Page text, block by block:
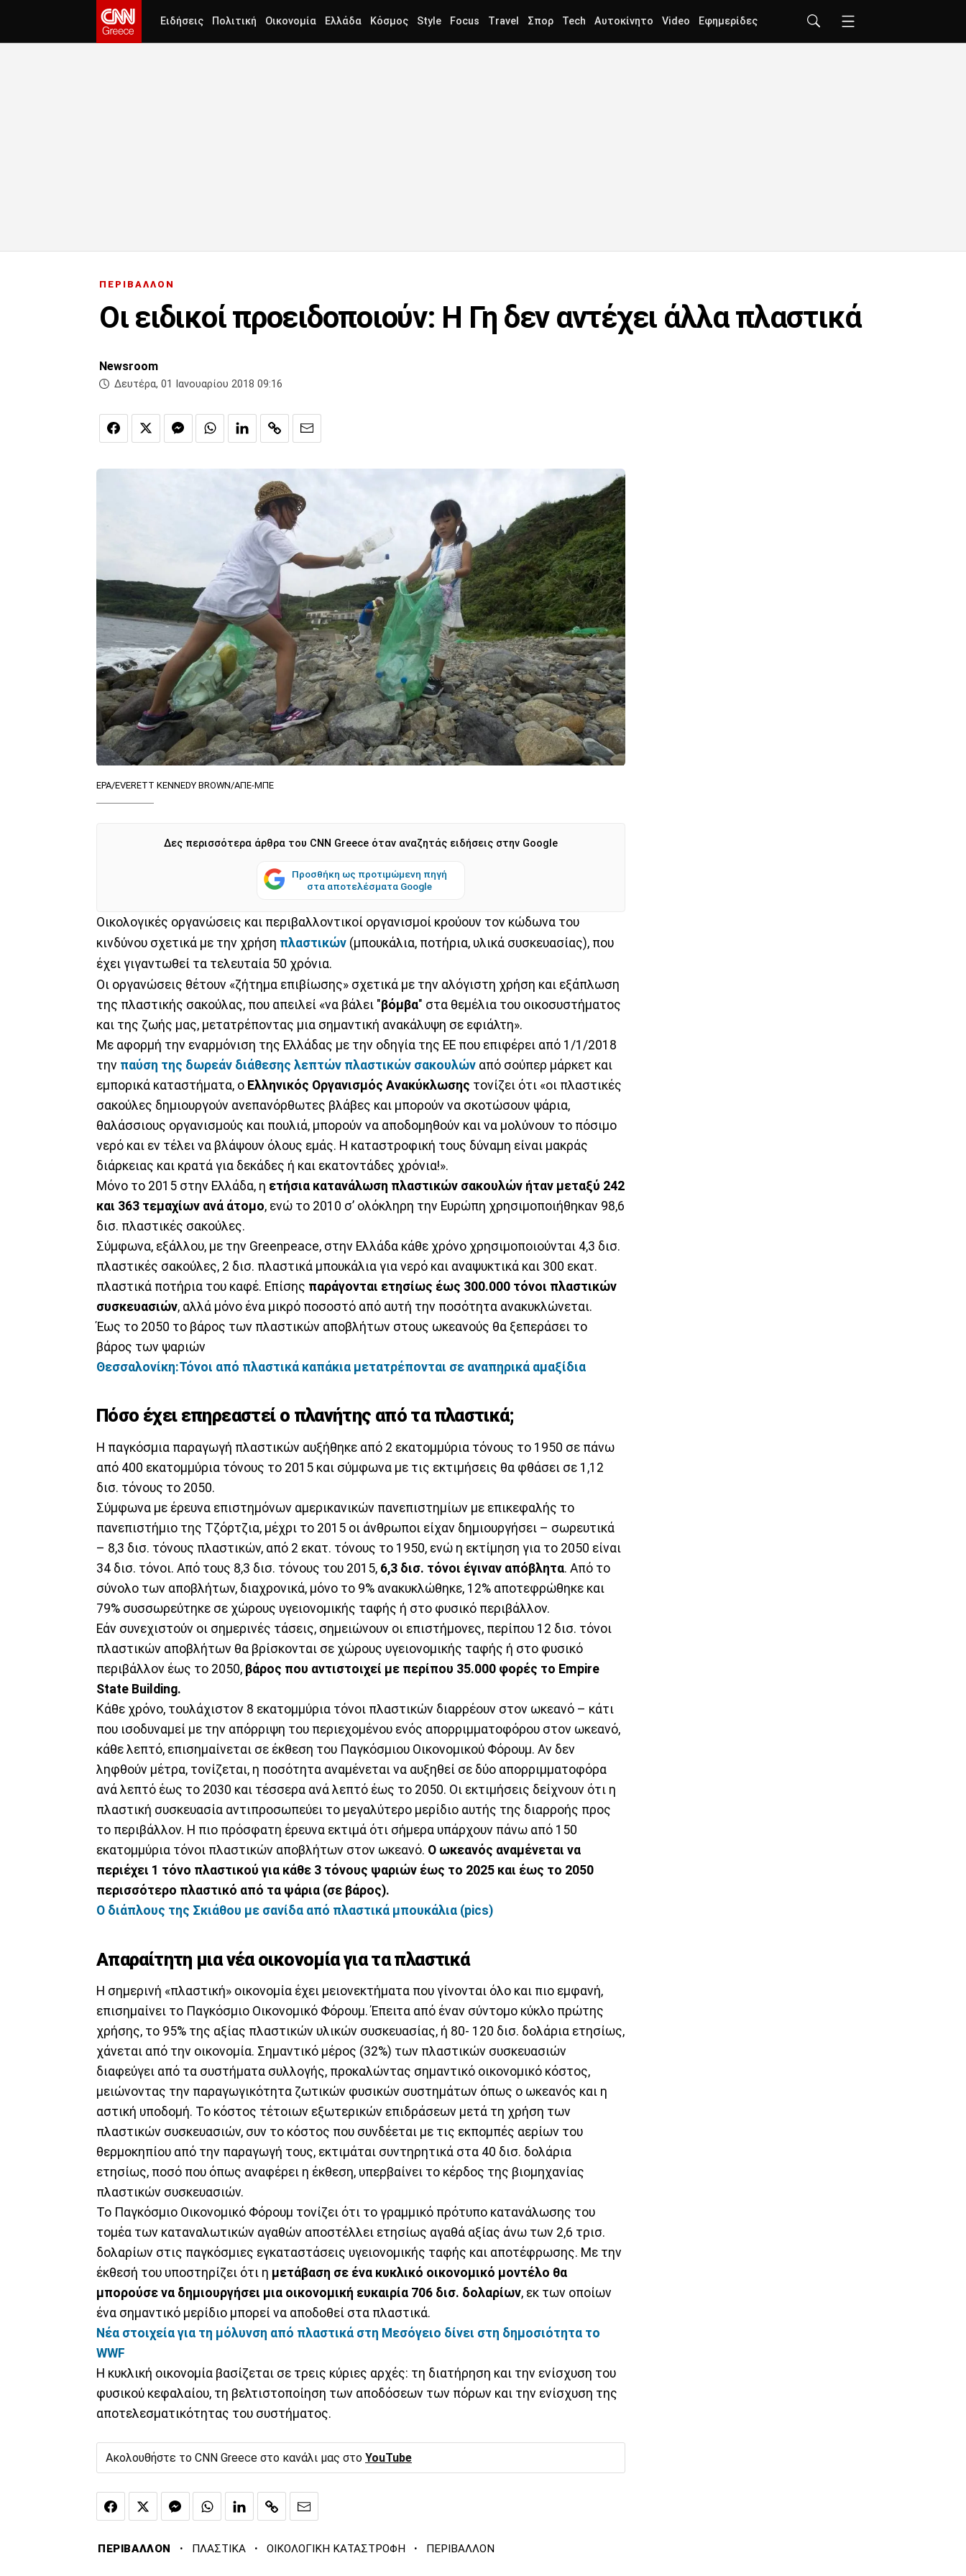
Ειδήσεις Πολιτική Οικονομία Ελλάδα Κόσμος Style Focus Travel Σπορ Tech Αυτοκίνητο Video Εφημερίδες
ΠΕΡΙΒΑΛΛΟΝ
Οι ειδικοί προειδοποιούν: Η Γη δεν αντέχει άλλα πλαστικά
Newsroom
Δευτέρα, 01 Ιανουαρίου 2018 09:16
EPA/EVERETT KENNEDY BROWN/ΑΠΕ-ΜΠΕ
Δες περισσότερα άρθρα του CNN Greece όταν αναζητάς ειδήσεις στην Google
Προσθήκη ως προτιμώμενη πηγή
στα αποτελέσματα Google
Οικολογικές οργανώσεις και περιβαλλοντικοί οργανισμοί κρούουν τον κώδωνα του
κινδύνου σχετικά με την χρήση πλαστικών (μπουκάλια, ποτήρια, υλικά συσκευασίας), που
έχει γιγαντωθεί τα τελευταία 50 χρόνια.
Οι οργανώσεις θέτουν «ζήτημα επιβίωσης» σχετικά με την αλόγιστη χρήση και εξάπλωση
της πλαστικής σακούλας, που απειλεί «να βάλει "βόμβα" στα θεμέλια του οικοσυστήματος
και της ζωής μας, μετατρέποντας μια σημαντική ανακάλυψη σε εφιάλτη».
Με αφορμή την εναρμόνιση της Ελλάδας με την οδηγία της ΕΕ που επιφέρει από 1/1/2018
την παύση της δωρεάν διάθεσης λεπτών πλαστικών σακουλών από σούπερ μάρκετ και
εμπορικά καταστήματα, ο Ελληνικός Οργανισμός Ανακύκλωσης τονίζει ότι «οι πλαστικές
σακούλες δημιουργούν ανεπανόρθωτες βλάβες και μπορούν να σκοτώσουν ψάρια,
θαλάσσιους οργανισμούς και πουλιά, μπορούν να αποδομηθούν και να μολύνουν το πόσιμο
νερό και εν τέλει να βλάψουν όλους εμάς. Η καταστροφική τους δύναμη είναι μακράς
διάρκειας και κρατά για δεκάδες ή και εκατοντάδες χρόνια!».
Μόνο το 2015 στην Ελλάδα, η ετήσια κατανάλωση πλαστικών σακουλών ήταν μεταξύ 242
και 363 τεμαχίων ανά άτομο, ενώ το 2010 σ’ ολόκληρη την Ευρώπη χρησιμοποιήθηκαν 98,6
δισ. πλαστικές σακούλες.
Σύμφωνα, εξάλλου, με την Greenpeace, στην Ελλάδα κάθε χρόνο χρησιμοποιούνται 4,3 δισ.
πλαστικές σακούλες, 2 δισ. πλαστικά μπουκάλια για νερό και αναψυκτικά και 300 εκατ.
πλαστικά ποτήρια του καφέ. Επίσης παράγονται ετησίως έως 300.000 τόνοι πλαστικών
συσκευασιών, αλλά μόνο ένα μικρό ποσοστό από αυτή την ποσότητα ανακυκλώνεται.
Έως το 2050 το βάρος των πλαστικών αποβλήτων στους ωκεανούς θα ξεπεράσει το
βάρος των ψαριών
Θεσσαλονίκη:Τόνοι από πλαστικά καπάκια μετατρέπονται σε αναπηρικά αμαξίδια
Πόσο έχει επηρεαστεί ο πλανήτης από τα πλαστικά;
Η παγκόσμια παραγωγή πλαστικών αυξήθηκε από 2 εκατομμύρια τόνους το 1950 σε πάνω
από 400 εκατομμύρια τόνους το 2015 και σύμφωνα με τις εκτιμήσεις θα φθάσει σε 1,12
δισ. τόνους το 2050.
Σύμφωνα με έρευνα επιστημόνων αμερικανικών πανεπιστημίων με επικεφαλής το
πανεπιστήμιο της Τζόρτζια, μέχρι το 2015 οι άνθρωποι είχαν δημιουργήσει – σωρευτικά
– 8,3 δισ. τόνους πλαστικών, από 2 εκατ. τόνους το 1950, ενώ η εκτίμηση για το 2050 είναι
34 δισ. τόνοι. Από τους 8,3 δισ. τόνους του 2015, 6,3 δισ. τόνοι έγιναν απόβλητα. Από το
σύνολο των αποβλήτων, διαχρονικά, μόνο το 9% ανακυκλώθηκε, 12% αποτεφρώθηκε και
79% συσσωρεύτηκε σε χώρους υγειονομικής ταφής ή στο φυσικό περιβάλλον.
Εάν συνεχιστούν οι σημερινές τάσεις, σημειώνουν οι επιστήμονες, περίπου 12 δισ. τόνοι
πλαστικών αποβλήτων θα βρίσκονται σε χώρους υγειονομικής ταφής ή στο φυσικό
περιβάλλον έως το 2050, βάρος που αντιστοιχεί με περίπου 35.000 φορές το Empire
State Building.
Κάθε χρόνο, τουλάχιστον 8 εκατομμύρια τόνοι πλαστικών διαρρέουν στον ωκεανό – κάτι
που ισοδυναμεί με την απόρριψη του περιεχομένου ενός απορριμματοφόρου στον ωκεανό,
κάθε λεπτό, επισημαίνεται σε έκθεση του Παγκόσμιου Οικονομικού Φόρουμ. Αν δεν
ληφθούν μέτρα, τονίζεται, η ποσότητα αναμένεται να αυξηθεί σε δύο απορριμματοφόρα
ανά λεπτό έως το 2030 και τέσσερα ανά λεπτό έως το 2050. Οι εκτιμήσεις δείχνουν ότι η
πλαστική συσκευασία αντιπροσωπεύει το μεγαλύτερο μερίδιο αυτής της διαρροής προς
το περιβάλλον. Η πιο πρόσφατη έρευνα εκτιμά ότι σήμερα υπάρχουν πάνω από 150
εκατομμύρια τόνοι πλαστικών αποβλήτων στον ωκεανό. Ο ωκεανός αναμένεται να
περιέχει 1 τόνο πλαστικού για κάθε 3 τόνους ψαριών έως το 2025 και έως το 2050
περισσότερο πλαστικό από τα ψάρια (σε βάρος).
Ο διάπλους της Σκιάθου με σανίδα από πλαστικά μπουκάλια (pics)
Απαραίτητη μια νέα οικονομία για τα πλαστικά
Η σημερινή «πλαστική» οικονομία έχει μειονεκτήματα που γίνονται όλο και πιο εμφανή,
επισημαίνει το Παγκόσμιο Οικονομικό Φόρουμ. Έπειτα από έναν σύντομο κύκλο πρώτης
χρήσης, το 95% της αξίας πλαστικών υλικών συσκευασίας, ή 80- 120 δισ. δολάρια ετησίως,
χάνεται από την οικονομία. Σημαντικό μέρος (32%) των πλαστικών συσκευασιών
διαφεύγει από τα συστήματα συλλογής, προκαλώντας σημαντικό οικονομικό κόστος,
μειώνοντας την παραγωγικότητα ζωτικών φυσικών συστημάτων όπως ο ωκεανός και η
αστική υποδομή. Το κόστος τέτοιων εξωτερικών επιδράσεων μετά τη χρήση των
πλαστικών συσκευασιών, συν το κόστος που συνδέεται με τις εκπομπές αερίων του
θερμοκηπίου από την παραγωγή τους, εκτιμάται συντηρητικά στα 40 δισ. δολάρια
ετησίως, ποσό που όπως αναφέρει η έκθεση, υπερβαίνει το κέρδος της βιομηχανίας
πλαστικών συσκευασιών.
Το Παγκόσμιο Οικονομικό Φόρουμ τονίζει ότι το γραμμικό πρότυπο κατανάλωσης του
τομέα των καταναλωτικών αγαθών αποστέλλει ετησίως αγαθά αξίας άνω των 2,6 τρισ.
δολαρίων στις παγκόσμιες εγκαταστάσεις υγειονομικής ταφής και αποτέφρωσης. Με την
έκθεσή του υποστηρίζει ότι η μετάβαση σε ένα κυκλικό οικονομικό μοντέλο θα
μπορούσε να δημιουργήσει μια οικονομική ευκαιρία 706 δισ. δολαρίων, εκ των οποίων
ένα σημαντικό μερίδιο μπορεί να αποδοθεί στα πλαστικά.
Νέα στοιχεία για τη μόλυνση από πλαστικά στη Μεσόγειο δίνει στη δημοσιότητα το
WWF
Η κυκλική οικονομία βασίζεται σε τρεις κύριες αρχές: τη διατήρηση και την ενίσχυση του
φυσικού κεφαλαίου, τη βελτιστοποίηση των αποδόσεων των πόρων και την ενίσχυση της
αποτελεσματικότητας του συστήματος.
Ακολουθήστε το CNN Greece στο κανάλι μας στο YouTube
ΠΕΡΙΒΑΛΛΟΝ · ΠΛΑΣΤΙΚΑ · ΟΙΚΟΛΟΓΙΚΗ ΚΑΤΑΣΤΡΟΦΗ · ΠΕΡΙΒΑΛΛΟΝ